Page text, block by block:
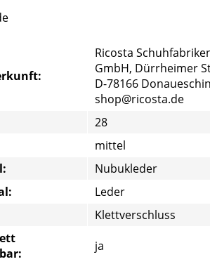
Ricosta
GmbH, Dürrheimer
D-78166
shop@ricosta.de
28
mittel
Nubukleder
Leder
Klettverschluss
ja